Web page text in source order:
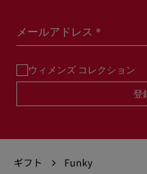
メールアドレス＊
ウィメンズ コレクション
登
ギフト Funky